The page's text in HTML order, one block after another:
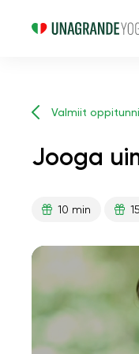
Valmiit
Jooga
10 min